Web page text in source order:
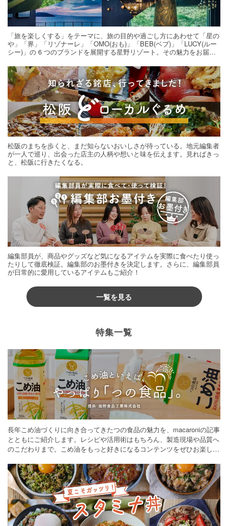
「旅を楽しくする」をテーマに、旅の目的や過ごし方にあわせて「星の
や」「界」「リゾナーレ」「OMO(おも)」「BEB(ベブ)」「LUCY(ルー
シー)」の 6 つのブランドを展開する星野リゾート。その魅力をお届け
松阪のまちを歩くと、まだ知らないおいしさが待っている。地元編集者
が一人で巡り、出会った店主の人柄や想いと味を伝えます。見ればきっ
と、松阪に行きたくなる。
編集部員が、商品やグッズなど気になるアイテムを実際に食べたり使っ
たりして徹底検証。編集部のお墨付きを決定します。さらに、編集部員
が日常的に愛用しているアイテムもご紹介！
一覧を見る
特集一覧
長年こめ油づくりに向き合ってきたつの食品の魅力を、macaroniの記事
とともにご紹介します。レシピや活用術はもちろん、製造現場や品質へ
のこだわりまで。こめ油をもっと好きになるコンテンツをぜひお楽しみ